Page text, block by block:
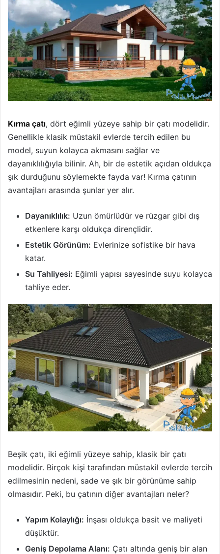
Kırma çatı, dört eğimli yüzeye sahip bir çatı modelidir.
Genellikle klasik müstakil evlerde tercih edilen bu
model, suyun kolayca akmasını sağlar ve
dayanıklılığıyla bilinir. Ah, bir de estetik açıdan oldukça
şık durduğunu söylemekte fayda var! Kırma çatının
avantajları arasında şunlar yer alır.
Dayanıklılık: Uzun ömürlüdür ve rüzgar gibi dış
etkenlere karşı oldukça dirençlidir.
Estetik Görünüm: Evlerinize sofistike bir hava
katar.
Su Tahliyesi: Eğimli yapısı sayesinde suyu kolayca
tahliye eder.
Beşik çatı, iki eğimli yüzeye sahip, klasik bir çatı
modelidir. Birçok kişi tarafından müstakil evlerde tercih
edilmesinin nedeni, sade ve şık bir görünüme sahip
olmasıdır. Peki, bu çatının diğer avantajları neler?
Yapım Kolaylığı: İnşası oldukça basit ve maliyeti
düşüktür.
Geniş Depolama Alanı: Çatı altında geniş bir alan